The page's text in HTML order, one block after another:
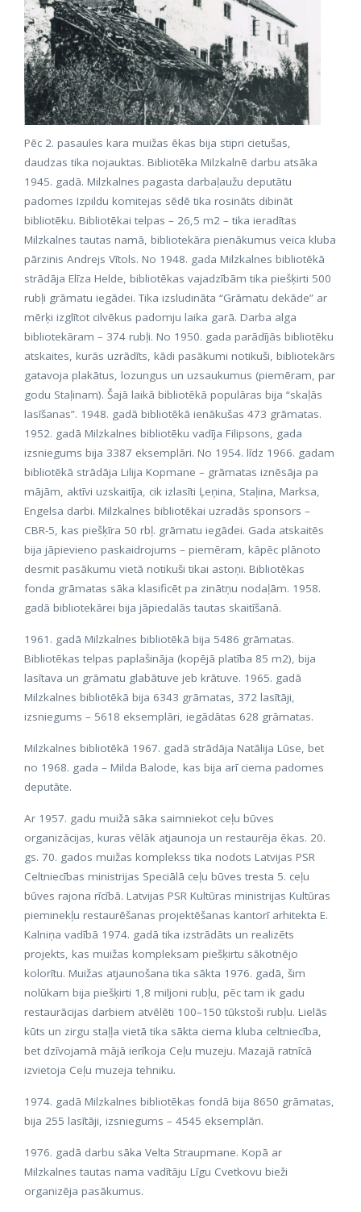
Pēc 2. pasaules kara muižas ēkas bija stipri cietušas,
daudzas tika nojauktas. Bibliotēka Milzkalnē darbu atsāka
1945. gadā. Milzkalnes pagasta darbaļaužu deputātu
padomes Izpildu komitejas sēdē tika rosināts dibināt
bibliotēku. Bibliotēkai telpas – 26,5 m2 – tika ieradītas
Milzkalnes tautas namā, bibliotekāra pienākumus veica kluba
pārzinis Andrejs Vītols. No 1948. gada Milzkalnes bibliotēkā
strādāja Elīza Helde, bibliotēkas vajadzībām tika piešķirti 500
rubļi grāmatu iegādei. Tika izsludināta “Grāmatu dekāde” ar
mērķi izglītot cilvēkus padomju laika garā. Darba alga
bibliotekāram – 374 rubļi. No 1950. gada parādījās bibliotēku
atskaites, kurās uzrādīts, kādi pasākumi notikuši, bibliotekārs
gatavoja plakātus, lozungus un uzsaukumus (piemēram, par
godu Staļinam). Šajā laikā bibliotēkā populāras bija “skaļās
lasīšanas”. 1948. gadā bibliotēkā ienākušas 473 grāmatas.
1952. gadā Milzkalnes bibliotēku vadīja Filipsons, gada
izsniegums bija 3387 eksemplāri. No 1954. līdz 1966. gadam
bibliotēkā strādāja Lilija Kopmane – grāmatas iznēsāja pa
mājām, aktīvi uzskaitīja, cik izlasīti Ļeņina, Staļina, Marksa,
Engelsa darbi. Milzkalnes bibliotēkai uzradās sponsors –
CBR-5, kas piešķīra 50 rbļ. grāmatu iegādei. Gada atskaitēs
bija jāpievieno paskaidrojums – piemēram, kāpēc plānoto
desmit pasākumu vietā notikuši tikai astoņi. Bibliotēkas
fonda grāmatas sāka klasificēt pa zinātņu nodaļām. 1958.
gadā bibliotekārei bija jāpiedalās tautas skaitīšanā.
1961. gadā Milzkalnes bibliotēkā bija 5486 grāmatas.
Bibliotēkas telpas paplašināja (kopējā platība 85 m2), bija
lasītava un grāmatu glabātuve jeb krātuve. 1965. gadā
Milzkalnes bibliotēkā bija 6343 grāmatas, 372 lasītāji,
izsniegums – 5618 eksemplāri, iegādātas 628 grāmatas.
Milzkalnes bibliotēkā 1967. gadā strādāja Natālija Lūse, bet
no 1968. gada – Milda Balode, kas bija arī ciema padomes
deputāte.
Ar 1957. gadu muižā sāka saimniekot ceļu būves
organizācijas, kuras vēlāk atjaunoja un restaurēja ēkas. 20.
gs. 70. gados muižas komplekss tika nodots Latvijas PSR
Celtniecības ministrijas Speciālā ceļu būves tresta 5. ceļu
būves rajona rīcībā. Latvijas PSR Kultūras ministrijas Kultūras
pieminekļu restaurēšanas projektēšanas kantorī arhitekta E.
Kalniņa vadībā 1974. gadā tika izstrādāts un realizēts
projekts, kas muižas kompleksam piešķirtu sākotnējo
kolorītu. Muižas atjaunošana tika sākta 1976. gadā, šim
nolūkam bija piešķirti 1,8 miljoni rubļu, pēc tam ik gadu
restaurācijas darbiem atvēlēti 100–150 tūkstoši rubļu. Lielās
kūts un zirgu staļļa vietā tika sākta ciema kluba celtniecība,
bet dzīvojamā mājā ierīkoja Ceļu muzeju. Mazajā ratnīcā
izvietoja Ceļu muzeja tehniku.
1974. gadā Milzkalnes bibliotēkas fondā bija 8650 grāmatas,
bija 255 lasītāji, izsniegums – 4545 eksemplāri.
1976. gadā darbu sāka Velta Straupmane. Kopā ar
Milzkalnes tautas nama vadītāju Līgu Cvetkovu bieži
organizēja pasākumus.